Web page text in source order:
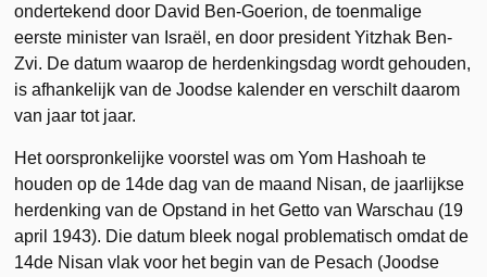
ondertekend door David Ben-Goerion, de toenmalige
eerste minister van Israël, en door president Yitzhak Ben-
Zvi. De datum waarop de herdenkingsdag wordt gehouden,
is afhankelijk van de Joodse kalender en verschilt daarom
van jaar tot jaar.
Het oorspronkelijke voorstel was om Yom Hashoah te
houden op de 14de dag van de maand Nisan, de jaarlijkse
herdenking van de Opstand in het Getto van Warschau (19
april 1943). Die datum bleek nogal problematisch omdat de
14de Nisan vlak voor het begin van de Pesach (Joodse